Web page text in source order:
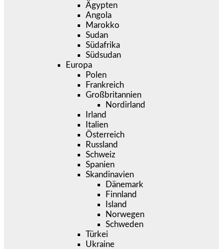
Ägypten
Angola
Marokko
Sudan
Südafrika
Südsudan
Europa
Polen
Frankreich
Großbritannien
Nordirland
Irland
Italien
Österreich
Russland
Schweiz
Spanien
Skandinavien
Dänemark
Finnland
Island
Norwegen
Schweden
Türkei
Ukraine